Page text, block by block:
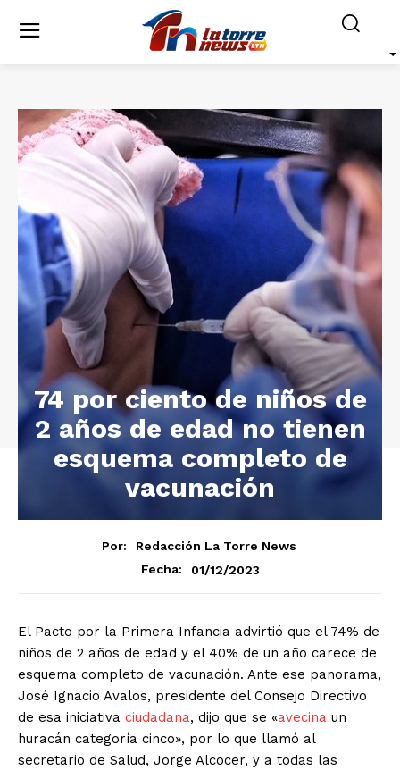
74 por ciento de niños de
2 años de edad no tienen
esquema completo de
vacunación
Por:
Redacción La Torre News
Fecha:
01/12/2023
El Pacto por la Primera Infancia advirtió que el 74% de
niños de 2 años de edad y el 40% de un año carece de
esquema completo de vacunación. Ante ese panorama,
José Ignacio Avalos, presidente del Consejo Directivo
de esa iniciativa ciudadana, dijo que se «avecina un
huracán categoría cinco», por lo que llamó al
secretario de Salud, Jorge Alcocer, y a todas las